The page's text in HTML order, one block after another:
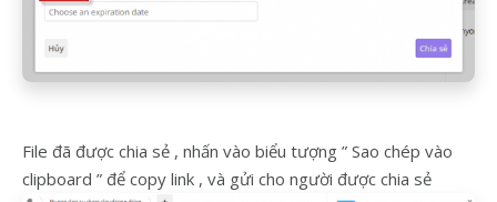
File đã được chia sẻ , nhấn vào biểu tượng ” Sao chép vào
clipboard ” để copy link , và gửi cho người được chia sẻ